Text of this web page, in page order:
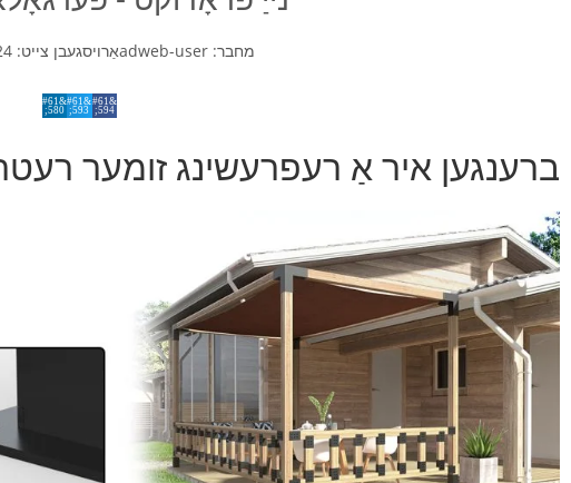
מחבר: אַרויסגעבן צייט:
ברענגען איר אַ רעפרעשינג זומער